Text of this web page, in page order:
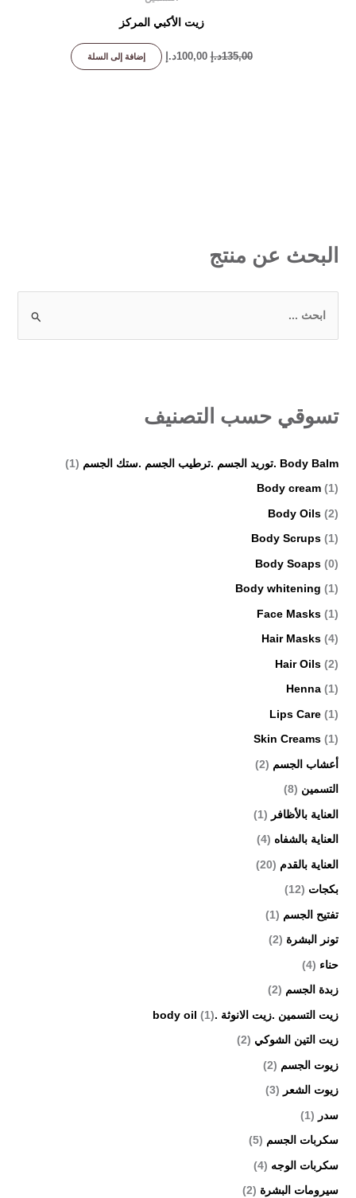
زيت الأكبي المركز
135,00د.إ 100,00د.إ إضافة إلى السلة
البحث عن منتج
ل
تسوقي حسب التصنيف
Body Balm .توريد الجسم .ترطيب الجسم .ستك الجسم
(1)
Body cream (1)
Body Oils (2)
Body Scrups (1)
Body Soaps (0)
Body whitening (1)
Face Masks (1)
Hair Masks (4)
Hair Oils (2)
Henna (1)
Lips Care (1)
Skin Creams (1)
أعشاب الجسم (2)
التسمين (8)
العناية بالأظافر (1)
العناية بالشفاه (4)
العناية بالقدم (20)
بكجات (12)
تفتيح الجسم (1)
تونر البشرة (2)
حناء (4)
زبدة الجسم (2)
زيت التسمين .زيت الانوثة .body oil(1)
زيت التين الشوكي (2)
زيوت الجسم (2)
زيوت الشعر (3)
سدر (1)
سكربات الجسم (5)
سكربات الوجه (4)
سيرومات البشرة (2)